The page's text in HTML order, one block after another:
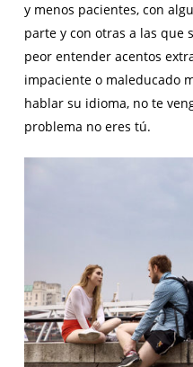
y menos pacientes, con
parte y con otras a las que
peor entender acentos
impaciente o maleducado
hablar su idioma, no te
problema no eres tú.